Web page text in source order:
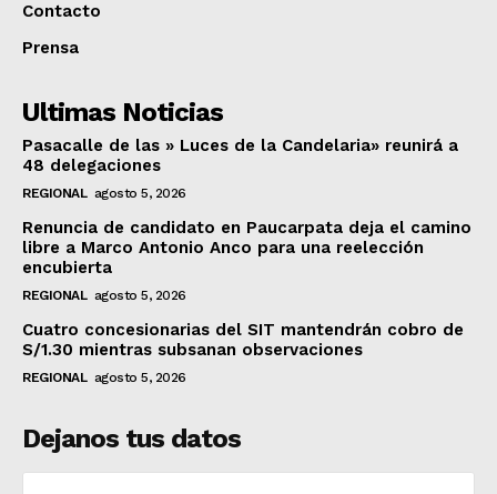
Contacto
Prensa
Ultimas Noticias
Pasacalle de las » Luces de la Candelaria» reunirá a
48 delegaciones
REGIONAL agosto 5, 2026
Renuncia de candidato en Paucarpata deja el camino
libre a Marco Antonio Anco para una reelección
encubierta
REGIONAL agosto 5, 2026
Cuatro concesionarias del SIT mantendrán cobro de
S/1.30 mientras subsanan observaciones
REGIONAL agosto 5, 2026
Dejanos tus datos